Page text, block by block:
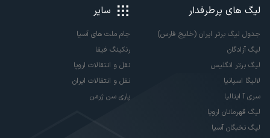
لیگ های پرطرفدار
جدول لیگ برتر ایران (خلیج فارس)
لیگ آزادگان
لیگ برتر انگلیس
لالیگا اسپانیا
سری آ ایتالیا
لیگ قهرمانان اروپا
لیگ نخبگان آسیا
سایر
جام ملت های آسیا
رنکینگ فیفا
نقل و انتقالات اروپا
نقل و انتقالات ایران
پاری سن ژرمن